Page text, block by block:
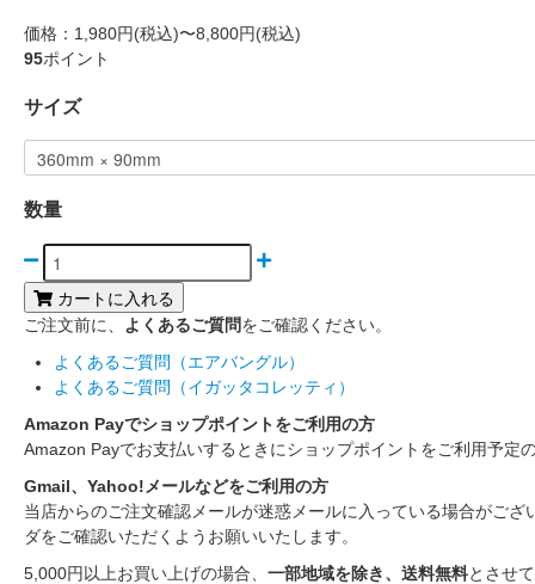
価格： 1,980円(税込)〜8,800円(税込)
95ポイント
サイズ
数量
カートに入れる
ご注文前に、 よくあるご質問をご確認ください。
よくあるご質問（エアバングル）
よくあるご質問（イガッタコレッティ）
Amazon Payでショップポイントをご利用の方
Amazon Payでお支払いするときにショップポイントをご利用予定
Gmail、Yahoo!メールなどをご利用の方
当店からのご注文確認メールが迷惑メールに入っている場合がご
ダをご確認いただくようお願いいたします。
5,000円以上お買い上げの場合、 一部地域を除き、送料無料とさせ